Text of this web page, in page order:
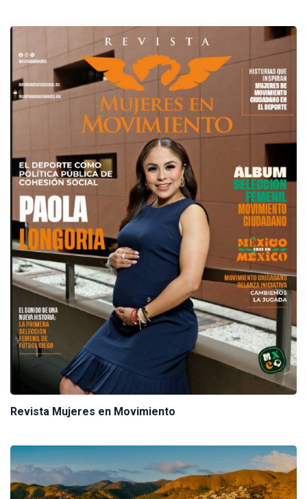
Revista Mujeres en Movimiento